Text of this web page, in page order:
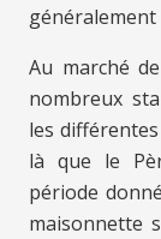
généralement
Au marché
nombreux
les
là que le
période
maisonnette